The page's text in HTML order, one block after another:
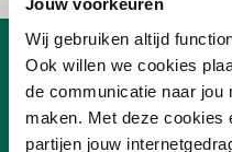
Wij gebruiken altijd
Ook willen we cookies
de communicatie naar jou
maken. Met deze cookies
partijen jouw
OVER